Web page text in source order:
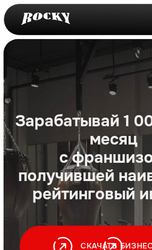
Зарабатывай 1 000 000 в
с франшизой,
получившей наивысший
рейтинговый индекс
СКАЧАТЬ БИЗНЕС-ПЛАН
Чистая прибыль от 300 000
руб/месяц
Открой клуб бокса, ММА и
единоборств за 30 дней